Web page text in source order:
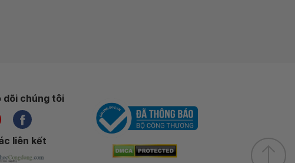
dõi chúng tôi
liên kết